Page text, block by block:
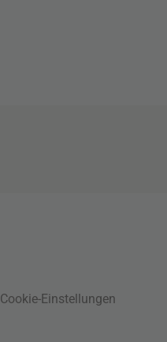
Cookie-Einstellungen